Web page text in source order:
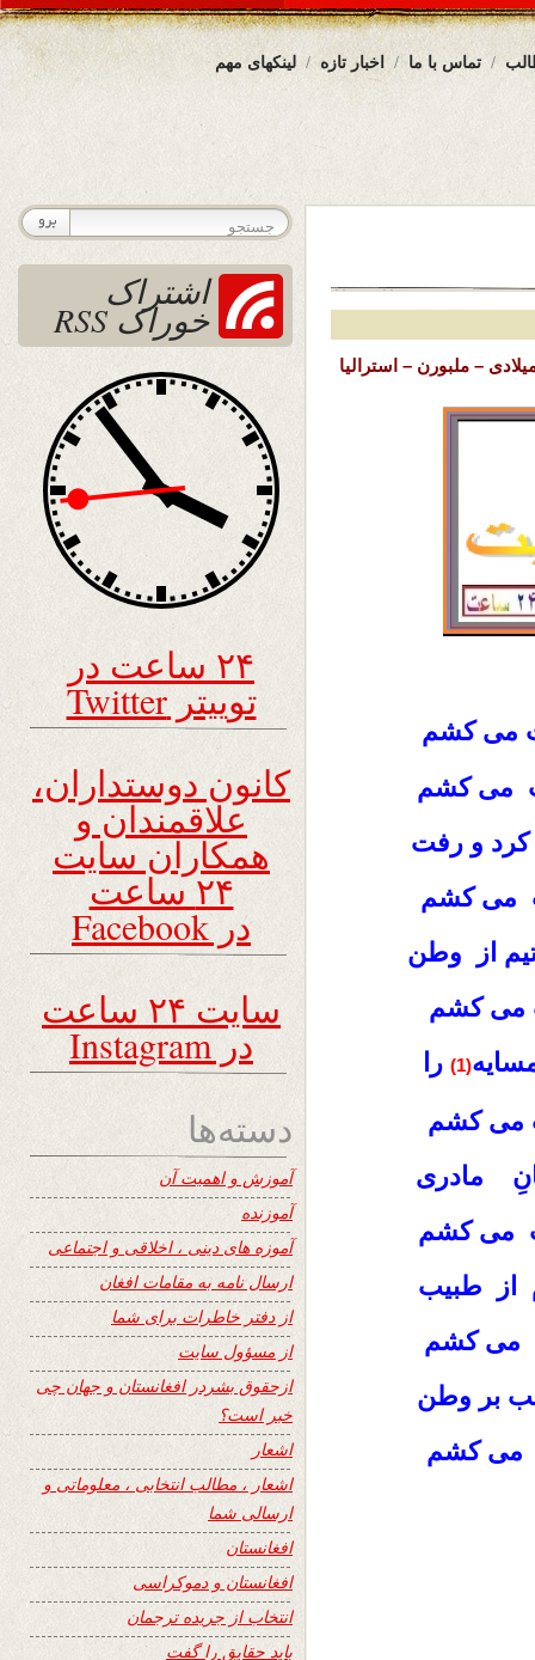
لینکهای مهم اخبار تازه تماس با ما
می کشم
می کشم
و رفت
می کشم
از وطن
می کشم
(1)
را
می کشم
مادری
می کشم
از طبیب
می کشم
بر وطن
می کشم
اشتراک
خوراک RSS
۲۴ ساعت در
توییتر Twitter
کانون دوستداران،
علاقمندان و
همکاران سایت
۲۴ ساعت
در Facebook
سایت ۲۴ ساعت
در Instagram
دسته‌ها
آموزش و اهمیت آن
آموزنده
آموزه های دینی ، اخلاقی و اجتماعی
ارسال نامه به مقامات افغان
از دفتر خاطرات برای شما
از مسؤول سایت
ازحقوق بشردر افغانستان و جهان چی
خبر است؟
اشعار
اشعار ، مطالب انتخابی ، معلوماتی و
ارسالی شما
افغانستان
افغانستان و دموکراسی
انتخاب از جریده ترجمان
باید حقایق را گفت